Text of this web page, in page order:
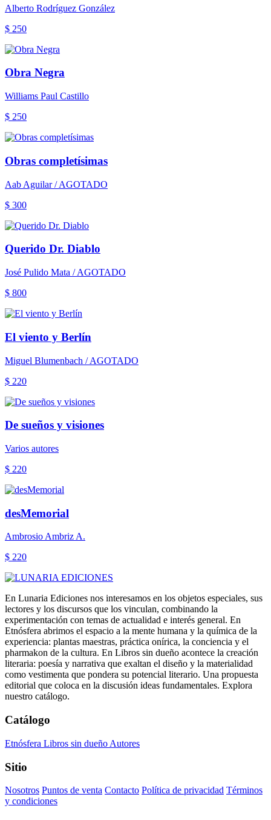
Alberto Rodríguez González
$ 250
Obra Negra
Williams Paul Castillo
$ 250
Obras completísimas
Aab Aguilar / AGOTADO
$ 300
Querido Dr. Diablo
José Pulido Mata / AGOTADO
$ 800
El viento y Berlín
Miguel Blumenbach / AGOTADO
$ 220
De sueños y visiones
Varios autores
$ 220
desMemorial
Ambrosio Ambriz A.
$ 220
En Lunaria Ediciones nos interesamos en los objetos especiales, sus
lectores y los discursos que los vinculan, combinando la
experimentación con temas de actualidad e interés general. En
Etnósfera abrimos el espacio a la mente humana y la química de la
experiencia: plantas maestras, práctica onírica, la conciencia y el
pharmakon de la cultura. En Libros sin dueño acontece la creación
literaria: poesía y narrativa que exaltan el diseño y la materialidad
como vestimenta que pondera su potencial literario. Una propuesta
editorial que coloca en la discusión ideas fundamentales. Explora
nuestro catálogo.
Catálogo
Etnósfera Libros sin dueño Autores
Sitio
Nosotros Puntos de venta Contacto Política de privacidad Términos
y condiciones